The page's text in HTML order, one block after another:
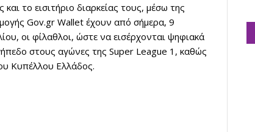
και το εισιτήριο διαρκείας τους, μέσω της
Gov.gr Wallet έχουν από σήμερα, 9
οι φίλαθλοι, ώστε να εισέρχονται ψηφιακά
στους αγώνες της Super League 1, καθώς
Κυπέλλου Ελλάδος.